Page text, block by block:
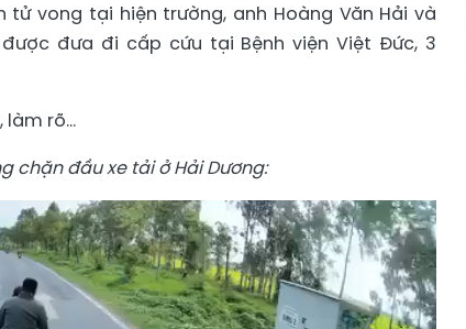
tử vong tại hiện trường, anh Hoàng Văn Hải và
đưa đi cấp cứu tại Bệnh viện Việt Đức, 3
làm rõ…
chặn đầu xe tải ở Hải Dương: